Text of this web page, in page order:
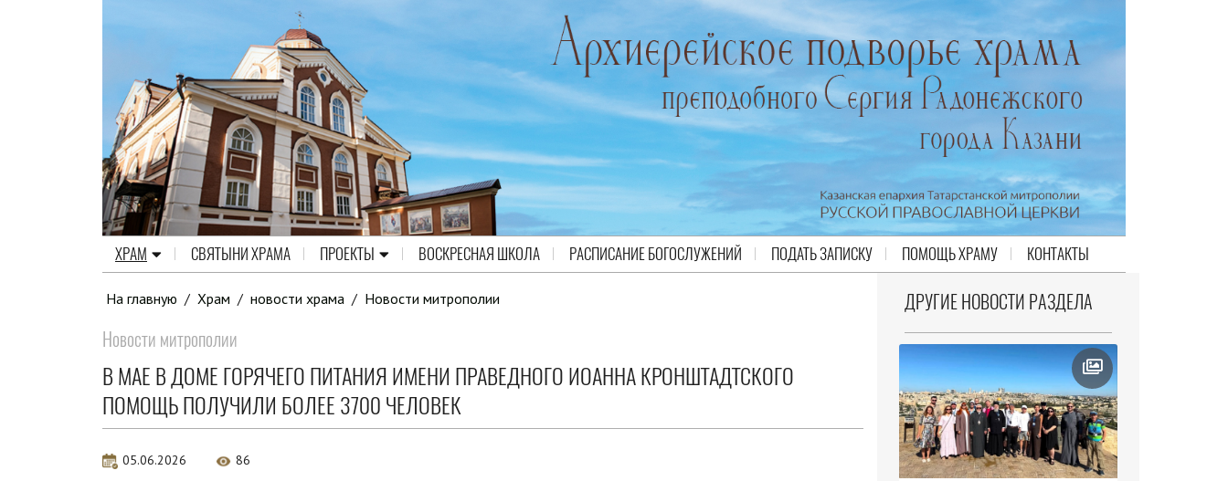
ХРАМ СВЯТЫНИ ХРАМА ПРОЕКТЫ ВОСКРЕСНАЯ ШКОЛА РАСПИСАНИЕ БОГОСЛУЖЕНИЙ ПОДАТЬ ЗАПИСКУ ПОМОЩЬ ХРАМУ КОНТАКТЫ
На главную / Храм / новости храма / Новости митрополии
Новости митрополии
В МАЕ В ДОМЕ ГОРЯЧЕГО ПИТАНИЯ ИМЕНИ ПРАВЕДНОГО ИОАННА КРОНШТАДТСКОГО
ПОМОЩЬ ПОЛУЧИЛИ БОЛЕЕ 3700 ЧЕЛОВЕК
05.06.2026 86
ДРУГИЕ НОВОСТИ РАЗДЕЛА